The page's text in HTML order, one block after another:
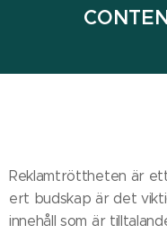
Reklamtröttheten är
ert budskap är det
innehåll som är